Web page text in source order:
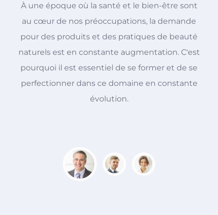
À une époque où la santé et le bien-être sont
au cœur de nos préoccupations, la demande
pour des produits et des pratiques de beauté
naturels est en constante augmentation. C'est
pourquoi il est essentiel de se former et de se
perfectionner dans ce domaine en constante
évolution.